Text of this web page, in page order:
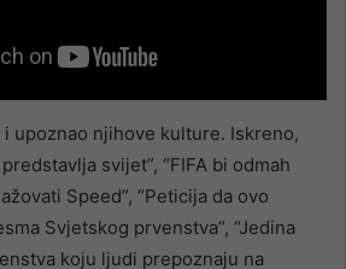
i upoznao njihove kulture. Iskreno,
svijet”, “FIFA bi odmah
Speed”, “Peticija da ovo
Svjetskog prvenstva”, “Jedina
koju ljudi prepoznaju na